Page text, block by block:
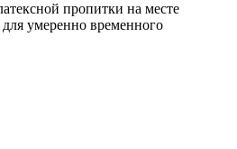
пропитки на месте
умеренно временного